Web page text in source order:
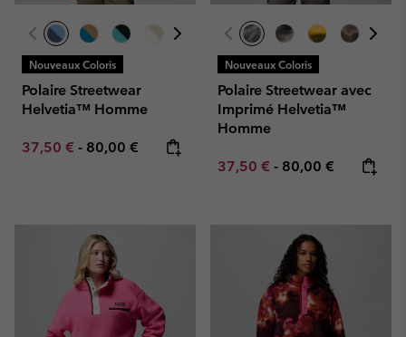
Nouveaux Coloris
Polaire Streetwear
Helvetia™ Homme
Minimum sale price:
37,50 € - Maximum price:
80,00 €
Nouveaux Coloris
Polaire Streetwear avec
Imprimé Helvetia™
Homme
Minimum sale price:
37,50 € - Maximum price:
80,00 €